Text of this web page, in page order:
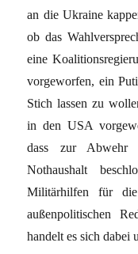
an die Ukraine
ob das
eine
vorgeworfen, ein
Stich lassen zu
in den USA
dass zur Abwehr
Nothaushalt
Militärhilfen für
außenpolitischen
handelt es sich